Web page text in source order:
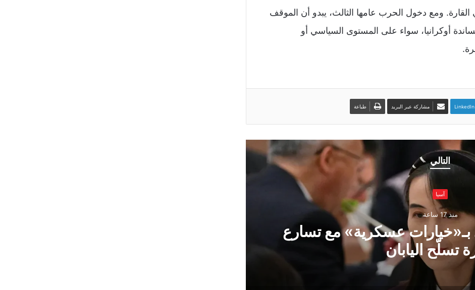
ومع دخول الحرب عامها الثالث، يبدو أن الموقف
أوكرانيا، سواء على المستوى السياسي أو
LinkedIn مشاركة عبر البريد طباعة
التالي
تسارع
هيومن رايتس ووتش» تتهم إسرائيل بارتكاب جريمة